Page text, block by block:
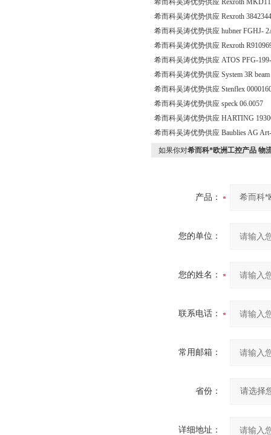
希而科吴涛优势供应 Rexroth
希而科吴涛优势供应 Rexroth
希而科吴涛优势供应 hubner FGHJ-
希而科吴涛优势供应 Rexroth
希而科吴涛优势供应 ATOS PFG-
希而科吴涛优势供应 System 3R
希而科吴涛优势供应 Stenflex
希而科吴涛优势供应 speck 06.0057
希而科吴涛优势供应 HARTING
希而科吴涛优势供应 Baublies AG
如果你对希而科*欧洲工控产品 物
产品：
您的单位：
您的姓名：
联系电话：
常用邮箱：
省份：
详细地址：